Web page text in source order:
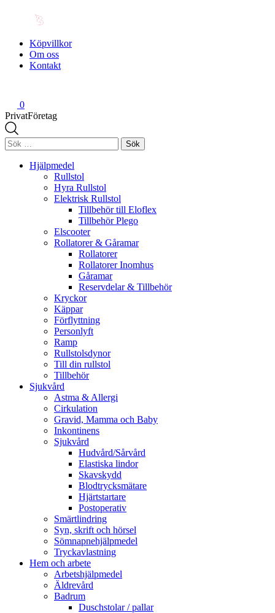
Köpvillkor
Om oss
Kontakt
0
PrivatFöretag
Sök
efter:
Hjälpmedel
Rullstol
Hyra Rullstol
Elektrisk Rullstol
Tillbehör till Eloflex
Tillbehör Plego
Elscooter
Rollatorer & Gåramar
Rollatorer
Rollatorer Inomhus
Gåramar
Reservdelar & Tillbehör
Kryckor
Käppar
Förflyttning
Personlyft
Ramp
Rullstolsdynor
Till din rullstol
Tillbehör
Sjukvård
Astma & Allergi
Cirkulation
Gravid, Mamma och Baby
Inkontinens
Sjukvård
Hudvård/Sårvård
Elastiska lindor
Skavskydd
Blodtrycksmätare
Hjärtstartare
Postoperativ
Smärtlindring
Syn, skrift och hörsel
Sömnapnehjälpmedel
Tryckavlastning
Hem och arbete
Arbetshjälpmedel
Äldrevård
Badrum
Duschstolar / pallar